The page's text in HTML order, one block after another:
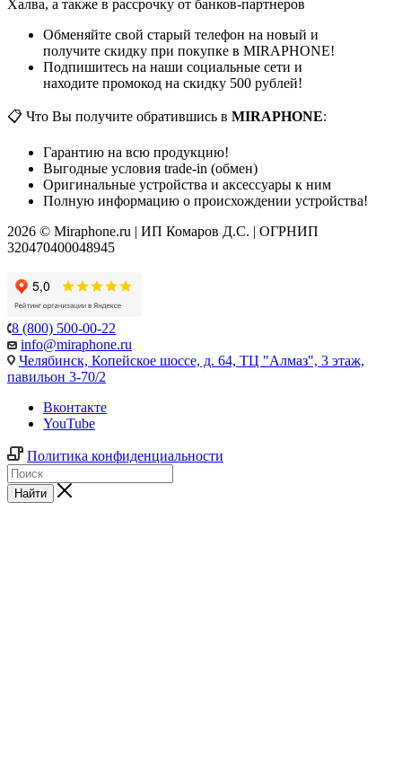
Халва, а также в рассрочку от банков-партнеров
Обменяйте свой старый телефон на новый и
получите скидку при покупке в MIRAPHONE!
Подпишитесь на наши социальные сети и
находите промокод на скидку 500 рублей!
📋 Что Вы получите обратившись в MIRAPHONE:
Гарантию на всю продукцию!
Выгодные условия trade-in (обмен)
Оригинальные устройства и аксессуары к ним
Полную информацию о происхождении устройства!
2026 © Miraphone.ru | ИП Комаров Д.С. | ОГРНИП
320470400048945
8 (800) 500-00-22
info@miraphone.ru
Челябинск, Копейское шоссе, д. 64, ТЦ "Алмаз", 3 этаж,
павильон 3-70/2
Вконтакте
YouTube
Политика конфиденциальности
Найти